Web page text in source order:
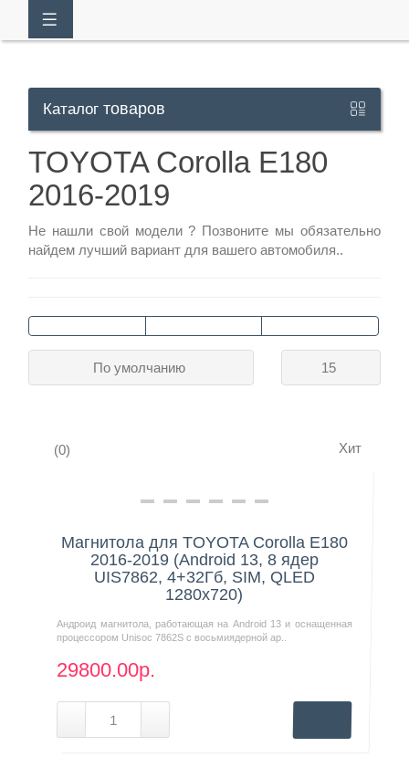
113-
Контакты
Каталог товаров
TOYOTA Corolla E180
2016-2019
Не нашли свой модели ? Позвоните мы обязательно
найдем лучший вариант для вашего автомобиля..
15
По умолчанию
(0) Хит
Нашли дешевле?
Магнитола для TOYOTA Corolla E180
2016-2019 (Android 13, 8 ядер
UIS7862, 4+32Гб, SIM, QLED
1280x720)
Андроид магнитола, работающая на Android 13 и оснащенная
процессором Unisoc 7862S с восьмиядерной ар..
29800.00р.